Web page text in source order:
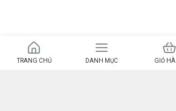
Bản quyền 2024 – © Trường Plus – MST
Sơn ngày 26/03/2016
TRANG CHỦ DANH MỤC GIỎ